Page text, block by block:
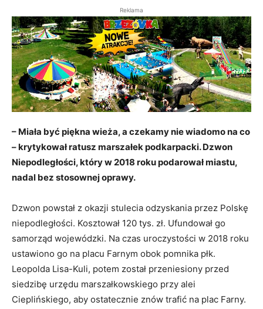
Reklama
– Miała być piękna wieża, a czekamy nie wiadomo na co
– krytykował ratusz marszałek podkarpacki. Dzwon
Niepodległości, który w 2018 roku podarował miastu,
nadal bez stosownej oprawy.
Dzwon powstał z okazji stulecia odzyskania przez Polskę
niepodległości. Kosztował 120 tys. zł. Ufundował go
samorząd wojewódzki. Na czas uroczystości w 2018 roku
ustawiono go na placu Farnym obok pomnika płk.
Leopolda Lisa-Kuli, potem został przeniesiony przed
siedzibę urzędu marszałkowskiego przy alei
Cieplińskiego, aby ostatecznie znów trafić na plac Farny.